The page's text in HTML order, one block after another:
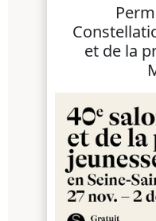
et de la